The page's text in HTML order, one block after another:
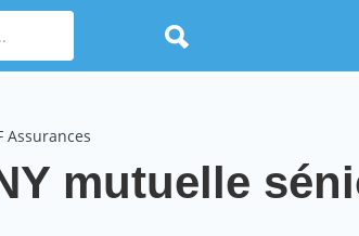
mutuelle